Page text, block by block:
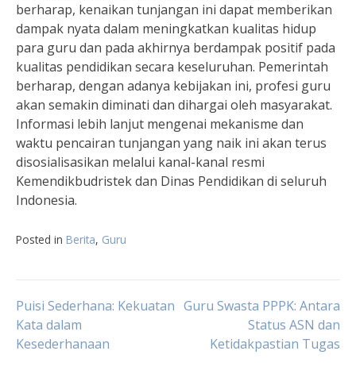
berharap, kenaikan tunjangan ini dapat memberikan
dampak nyata dalam meningkatkan kualitas hidup
para guru dan pada akhirnya berdampak positif pada
kualitas pendidikan secara keseluruhan. Pemerintah
berharap, dengan adanya kebijakan ini, profesi guru
akan semakin diminati dan dihargai oleh masyarakat.
Informasi lebih lanjut mengenai mekanisme dan
waktu pencairan tunjangan yang naik ini akan terus
disosialisasikan melalui kanal-kanal resmi
Kemendikbudristek dan Dinas Pendidikan di seluruh
Indonesia.
Posted in Berita, Guru
Navigasi
pos
Puisi Sederhana: Kekuatan
Kata dalam
Kesederhanaan
Guru Swasta PPPK: Antara
Status ASN dan
Ketidakpastian Tugas